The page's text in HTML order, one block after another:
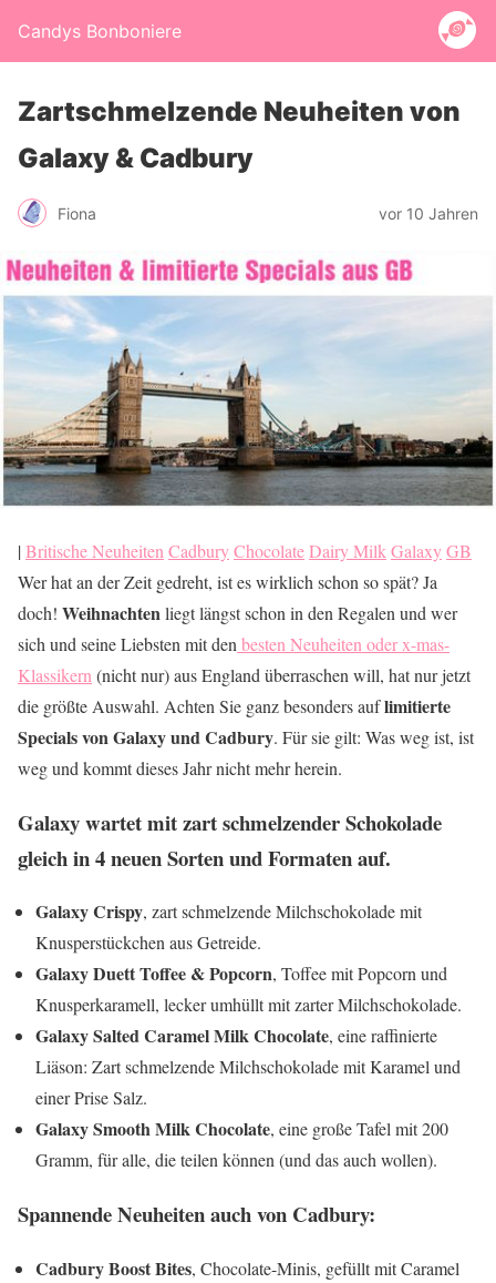
Candys Bonboniere
Zartschmelzende Neuheiten von
Galaxy & Cadbury
Fiona vor 10 Jahren
|Britische Neuheiten CadburyChocolateDairy Milk GalaxyGB
Wer hat an der Zeit gedreht, ist es wirklich schon so spät? Ja
doch! Weihnachtenliegt längst schon in den Regalen und wer
sich und seine Liebsten mit den besten Neuheiten oder x-mas-
Klassikern (nicht nur) aus England überraschen will, hat nur jetzt
die größte Auswahl. Achten Sie ganz besonders auflimitierte
Specials von Galaxy und Cadbury. Für sie gilt: Was weg ist, ist
weg und kommt dieses Jahr nicht mehr herein.
Galaxy wartet mit zart schmelzender Schokolade
gleich in 4 neuen Sorten und Formaten auf.
Galaxy Crispy, zart schmelzende Milchschokolade mit
Knusperstückchen aus Getreide.
Galaxy Duett Toffee & Popcorn, Toffee mit Popcorn und
Knusperkaramell, lecker umhüllt mit zarter Milchschokolade.
Galaxy Salted Caramel Milk Chocolate, eine raffinierte
Liäson: Zart schmelzende Milchschokolade mit Karamel und
einer Prise Salz.
Galaxy Smooth Milk Chocolate, eine große Tafel mit 200
Gramm, für alle, die teilen können (und das auch wollen).
Spannende Neuheiten auch von Cadbury:
Cadbury Boost Bites, Chocolate-Minis, gefüllt mit Caramel